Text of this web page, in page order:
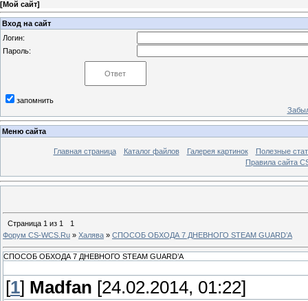
[Мой сайт]
Вход на сайт
Логин:
Пароль:
запомнить
Меню сайта
Главная страница Каталог файлов Галерея картинок
Полезные
Правила сайта
Страница 1 из 1
1
Форум CS-WCS.Ru » Халява » СПОСОБ ОБХОДА 7 ДНЕВНОГО STEAM GUARD’A
СПОСОБ ОБХОДА 7 ДНЕВНОГО STEAM GUARD’A
[1] Madfan [24.02.2014, 01:22]